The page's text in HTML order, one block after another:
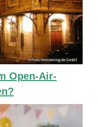
Open-Air-